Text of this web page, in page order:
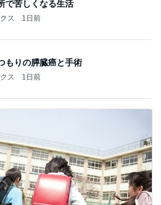
で苦しくなる生活
ス 1日前
もりの膵臓癌と手術
ス 1日前